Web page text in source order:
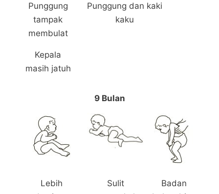
Punggung
tampak
membulat
Punggung dan kaki
kaku
Kepala
masih jatuh
9 Bulan
Lebih
Sulit
Badan